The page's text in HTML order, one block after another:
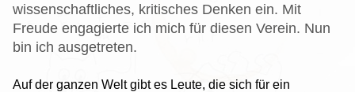
wissenschaftliches, kritisches Denken ein. Mit
Freude engagierte ich mich für diesen Verein. Nun
bin ich ausgetreten.
Auf der ganzen Welt gibt es Leute, die sich für ein